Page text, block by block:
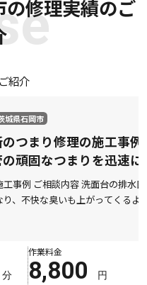
修理実績のご
紹介
修理の施工事例｜洗
つまりを迅速に解消
談内容 洗面台の排水口から
いも上がってくるようにな
円